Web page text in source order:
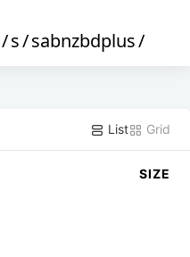
/s/sabnzbdplus/
List Grid
SIZE